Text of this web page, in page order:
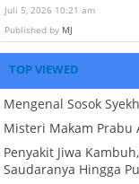
Juli 5, 2026 10:21 am
Published by MJ
TOP VIEWED
Mengenal Sosok
Misteri Makam Prabu
Penyakit Jiwa
Saudaranya Hingga